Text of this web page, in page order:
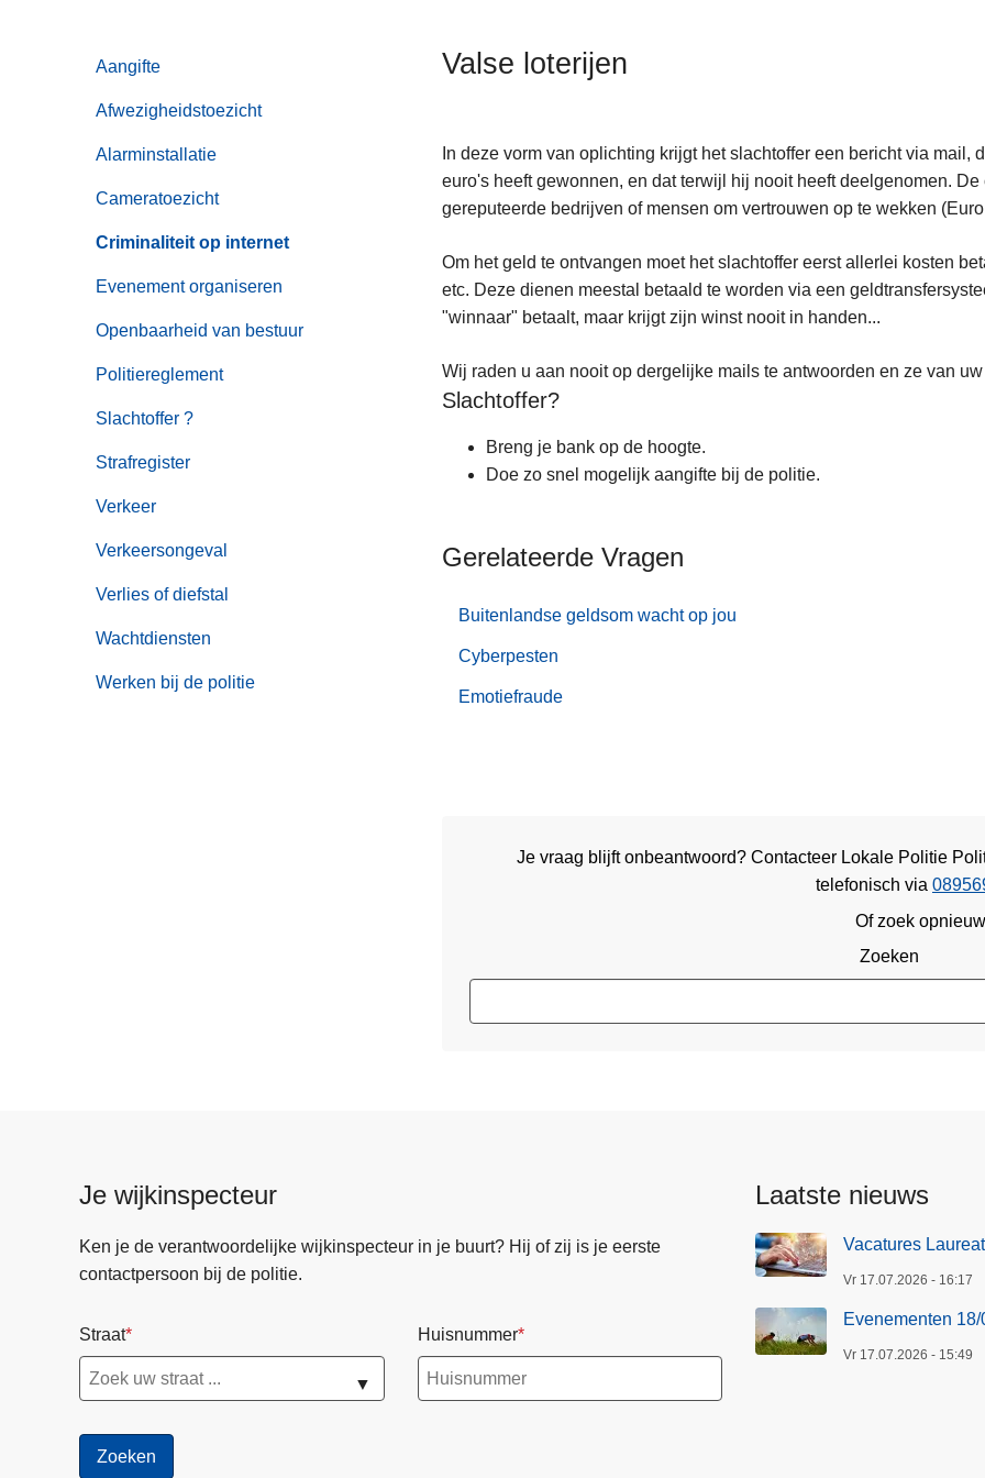
Aangifte
Afwezigheidstoezicht
Alarminstallatie
Cameratoezicht
Criminaliteit op internet
Evenement organiseren
Openbaarheid van bestuur
Politiereglement
Slachtoffer ?
Strafregister
Verkeer
Verkeersongeval
Verlies of diefstal
Wachtdiensten
Werken bij de politie
Valse loterijen
In deze vorm van oplichting krijgt het slachtoffer een bericht via
euro's heeft gewonnen, en dat terwijl hij nooit heeft deelgenomen.
gereputeerde bedrijven of mensen om vertrouwen op te wekken
Om het geld te ontvangen moet het slachtoffer eerst allerlei kosten
etc. Deze dienen meestal betaald te worden via een
"winnaar" betaalt, maar krijgt zijn winst nooit in handen...
Wij raden u aan nooit op dergelijke mails te antwoorden en ze van
Slachtoffer?
Breng je bank op de hoogte.
Doe zo snel mogelijk aangifte bij de politie.
Gerelateerde Vragen
Buitenlandse geldsom wacht op jou
Cyberpesten
Emotiefraude
Je vraag blijft onbeantwoord? Contacteer Lokale Politie
telefonisch via
Of zoek opnieuw
Zoeken
Je wijkinspecteur
Ken je de verantwoordelijke wijkinspecteur in je buurt? Hij of zij is je eerste
contactpersoon bij de politie.
Straat
▼
Huisnummer
Laatste nieuws
Vacatures
Vr 17.07.2026 - 16:17
Evenementen
Vr 17.07.2026 - 15:49